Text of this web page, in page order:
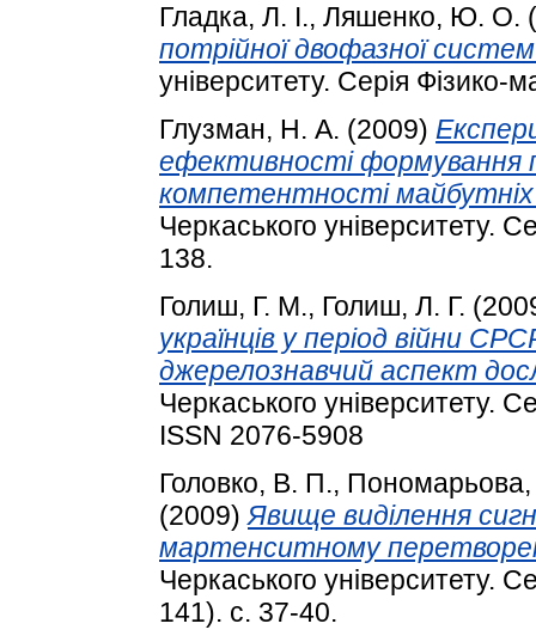
Гладка, Л. І., Ляшенко, Ю. О.
потрійної двофазної
університету. Серія
Глузман, Н. А. (2009)
ефективності формування
компетентності майбутніх
Черкаського університету.
138.
Голиш, Г. М., Голиш, Л. Г.
українців у період війни
джерелознавчий аспект
Черкаського університету.
ISSN 2076-5908
Головко, В. П.,
(2009) Явище виділення
мартенситному
Черкаського університету.
141). с. 37-40.